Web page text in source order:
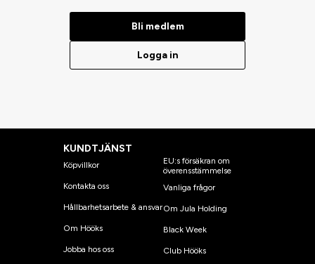
Bli medlem
Logga in
KUNDTJÄNST
Köpvillkor
Kontakta oss
Hållbarhetsarbete & ansvar
Om Hööks
Jobba hos oss
EU:s försäkran om
överensstämmelse
Vanliga frågor
Om Jula Holding
Black Week
Club Hööks